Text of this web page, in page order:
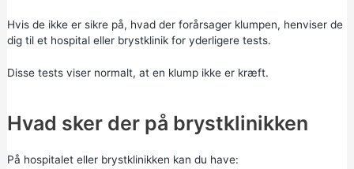
Hvis de ikke er sikre på, hvad der forårsager klumpen, henviser de
dig til et hospital eller brystklinik for yderligere tests.
Disse tests viser normalt, at en klump ikke er kræft.
Hvad sker der på brystklinikken
På hospitalet eller brystklinikken kan du have: